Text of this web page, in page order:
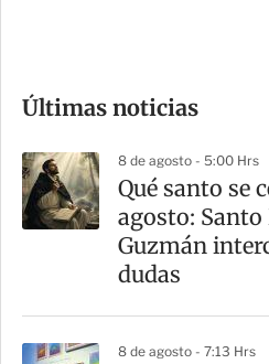
m
a
r
t
Últimas noticias
8 de agosto - 5:00 Hrs
Qué santo se
agosto:
Guzmán
dudas
8 de agosto - 7:13 Hrs